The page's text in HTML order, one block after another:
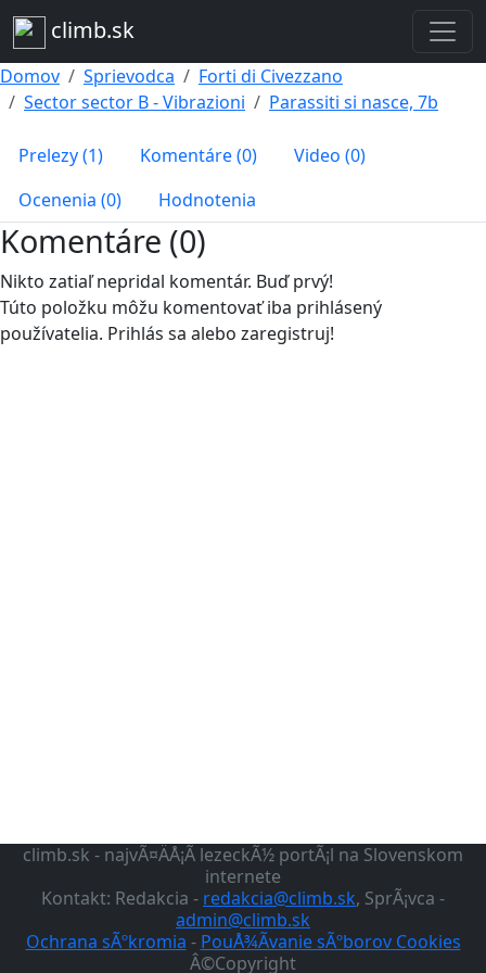
climb.sk
Domov Sprievodca
Forti di Civezzano
Sector sector B - Vibrazioni
Parassiti si nasce, 7b
Prelezy (1) Komentáre (0)
Video (0)
Ocenenia (0)
Hodnotenia
Komentáre (0)
Nikto zatiaľ nepridal komentár. Buď prvý!
Túto položku môžu komentovať iba prihlásený
používatelia. Prihlás sa alebo zaregistruj!
climb.sk - najvÃ¤ÄÅ¡Ã­ lezeckÃ½ portÃ¡l na Slovenskom
internete
Kontakt: Redakcia - redakcia@climb.sk, SprÃ¡vca -
admin@climb.sk
Ochrana sÃºkromia - PouÅ¾Ã­vanie sÃºborov Cookies
Â©Copyright